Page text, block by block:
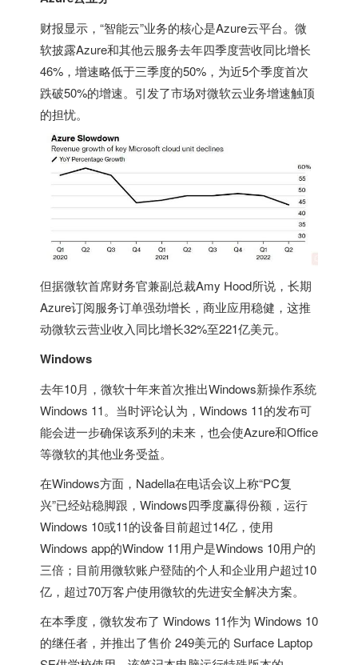
财报显示，“智能云”业务的核心是Azure云平台。微
软披露Azure和其他云服务去年四季度营收同比增长
46%，增速略低于三季度的50%，为近5个季度首次
跌破50%的增速。引发了市场对微软云业务增速触顶
的担忧。
但据微软首席财务官兼副总裁Amy Hood所说，长期
Azure订阅服务订单强劲增长，商业应用稳健，这推
动微软云营业收入同比增长32%至221亿美元。
Windows
去年10月，微软十年来首次推出Windows新操作系统
Windows 11。当时评论认为，Windows 11的发布可
能会进一步确保该系列的未来，也会使Azure和Office
等微软的其他业务受益。
在Windows方面，Nadella在电话会议上称“PC复
兴”已经站稳脚跟，Windows四季度赢得份额，运行
Windows 10或11的设备目前超过14亿，使用
Windows app的Window 11用户是Windows 10用户的
三倍；目前用微软账户登陆的个人和企业用户超过10
亿，超过70万客户使用微软的先进安全解决方案。
在本季度，微软发布了 Windows 11作为 Windows 10
的继任者，并推出了售价 249美元的 Surface Laptop